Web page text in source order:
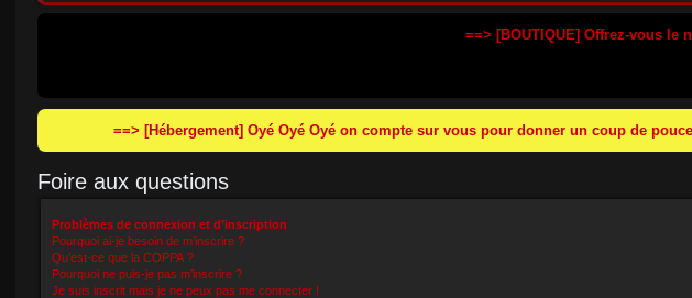
==> [BOUTIQUE] Offrez-vous le
==> [Hébergement] Oyé Oyé Oyé on compte sur vous pour donner un coup de
Foire aux questions
Problèmes de connexion et d’inscription
Pourquoi ai-je besoin de m’inscrire ?
Qu’est-ce que la COPPA ?
Pourquoi ne puis-je pas m’inscrire ?
Je suis inscrit mais je ne peux pas me connecter !